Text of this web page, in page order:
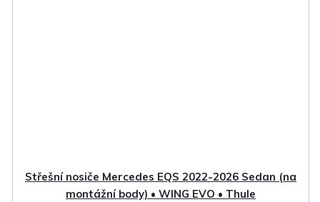
Střešní nosiče Mercedes EQS 2022-2026 Sedan (na
montážní body) • WING EVO • Thule